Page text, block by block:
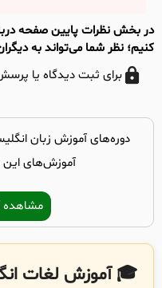
کنیم؛ نظر شما می‌تواند به
برای ثبت دیدگاه یا پرسش
دوره‌های آموزش زبان
آموزش‌های
مشاهده
🎓 آموزش لغات